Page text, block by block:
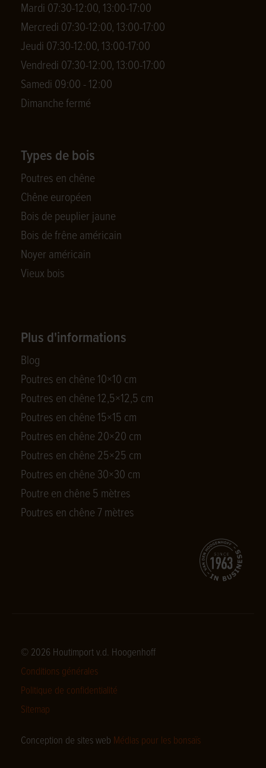
Mardi 07:30-12:00, 13:00-17:00
Mercredi 07:30-12:00, 13:00-17:00
Jeudi 07:30-12:00, 13:00-17:00
Vendredi 07:30-12:00, 13:00-17:00
Samedi 09:00 - 12:00
Dimanche fermé
Types de bois
Poutres en chêne
Chêne européen
Bois de peuplier jaune
Bois de frêne américain
Noyer américain
Vieux bois
Plus d'informations
Blog
Poutres en chêne 10×10 cm
Poutres en chêne 12,5×12,5 cm
Poutres en chêne 15×15 cm
Poutres en chêne 20×20 cm
Poutres en chêne 25×25 cm
Poutres en chêne 30×30 cm
Poutre en chêne 5 mètres
Poutres en chêne 7 mètres
© 2026 Houtimport v.d. Hoogenhoff
Conditions générales
Politique de confidentialité
Sitemap
Conception de sites web Médias pour les bonsaïs